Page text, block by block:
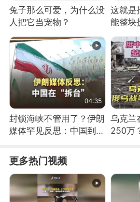
兔子那么可爱，为什么没
人把它当宠物？
这就是
能整块
04:35
封锁海峡不管用了？伊朗
媒体罕见反思：中国到底
乌克兰
250万
更多热门视频